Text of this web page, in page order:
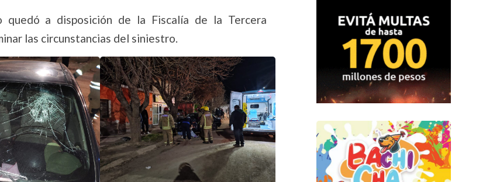
quedó a disposición de la Fiscalía de la Tercera
las circunstancias del siniestro.